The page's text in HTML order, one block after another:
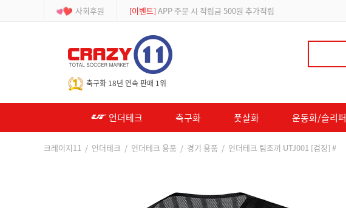
사회후원 [등급제] 회원가입 시 최대 2% 적립 및 할인 쿠폰 지급
축구화 18년 연속 판매 1위
언더테크 축구화 풋살화 운동화/슬리퍼
크레이지11 / 언더테크 / 언더테크 용품 / 경기 용품 / 언더테크 팀조끼 UTJ001 [검정] #